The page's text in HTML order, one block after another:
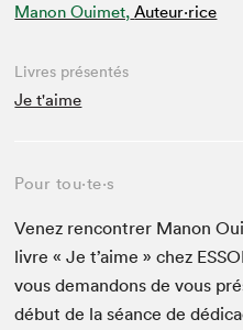
Manon Ouimet, Auteur·rice
Livres présentés
Je t'aime
Pour tou⋅te⋅s
Venez ren­con­tr­er Manon
livre « Je t’aime » chez
vous deman­dons de vous
début de la séance de